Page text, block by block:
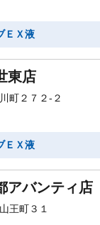
ＥＸ液
東店
町２７２-２
ＥＸ液
アバンティ店
王町３１